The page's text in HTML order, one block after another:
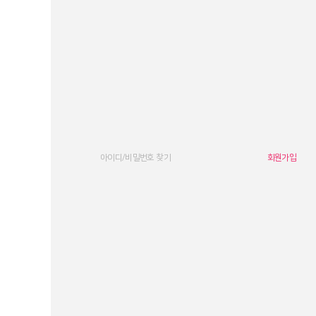
아이디/비밀번호 찾기 회원가입